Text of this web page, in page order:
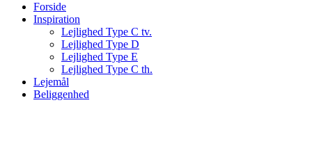
Forside
Inspiration
Lejlighed Type C tv.
Lejlighed Type D
Lejlighed Type E
Lejlighed Type C th.
Lejemål
Beliggenhed